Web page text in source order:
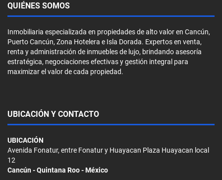
QUIÉNES SOMOS
Inmobiliaria especializada en propiedades de alto valor en Cancún,
Puerto Cancún, Zona Hotelera e Isla Dorada. Expertos en venta,
renta y administración de inmuebles de lujo, brindando asesoría
estratégica, negociaciones efectivas y gestión integral para
maximizar el valor de cada propiedad.
UBICACIÓN Y CONTACTO
UBICACIÓN
Avenida Fonatur, entre Fonatur y Huayacan Plaza Huayacan local
12
Cancún - Quintana Roo - México